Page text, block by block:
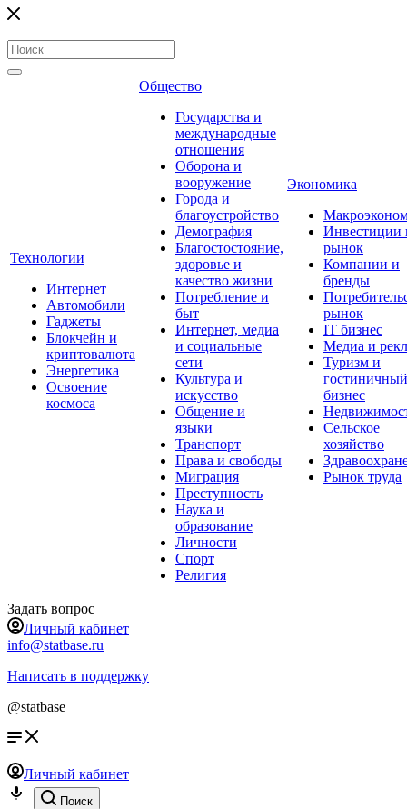
Технологии
Интернет
Автомобили
Гаджеты
Блокчейн и
криптовалюта
Энергетика
Освоение
космоса
Общество
Государства и
международные
отношения
Оборона и
вооружение
Города и
благоустройство
Демография
Благостостояние,
здоровье и
качество жизни
Потребление и
быт
Интернет, медиа
и социальные
сети
Культура и
искусство
Общение и
языки
Транспорт
Права и свободы
Миграция
Преступность
Наука и
образование
Личности
Спорт
Религия
Экономика
Инвестиции
рынок
Компании и
бренды
рынок
IT бизнес
Медиа и
Туризм и
гостиничный
бизнес
Сельское
хозяйство
Рынок труда
Задать вопрос
Личный кабинет
info@statbase.ru
Написать в поддержку
@statbase
Личный кабинет
Поиск